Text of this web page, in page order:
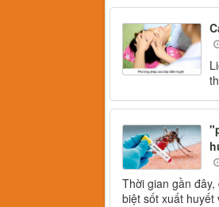
Thời gian gần
biệt sốt xuất